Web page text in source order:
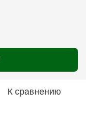
К сравнению